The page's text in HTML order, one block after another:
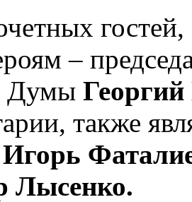
–
Думы
также
Игорь
Лысенко.